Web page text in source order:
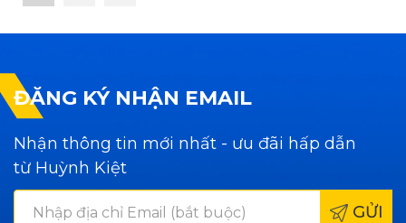
ĐĂNG KÝ NHẬN EMAIL
Nhận thông tin mới nhất - ưu đãi hấp dẫn
từ Huỳnh Kiệt
GỬI